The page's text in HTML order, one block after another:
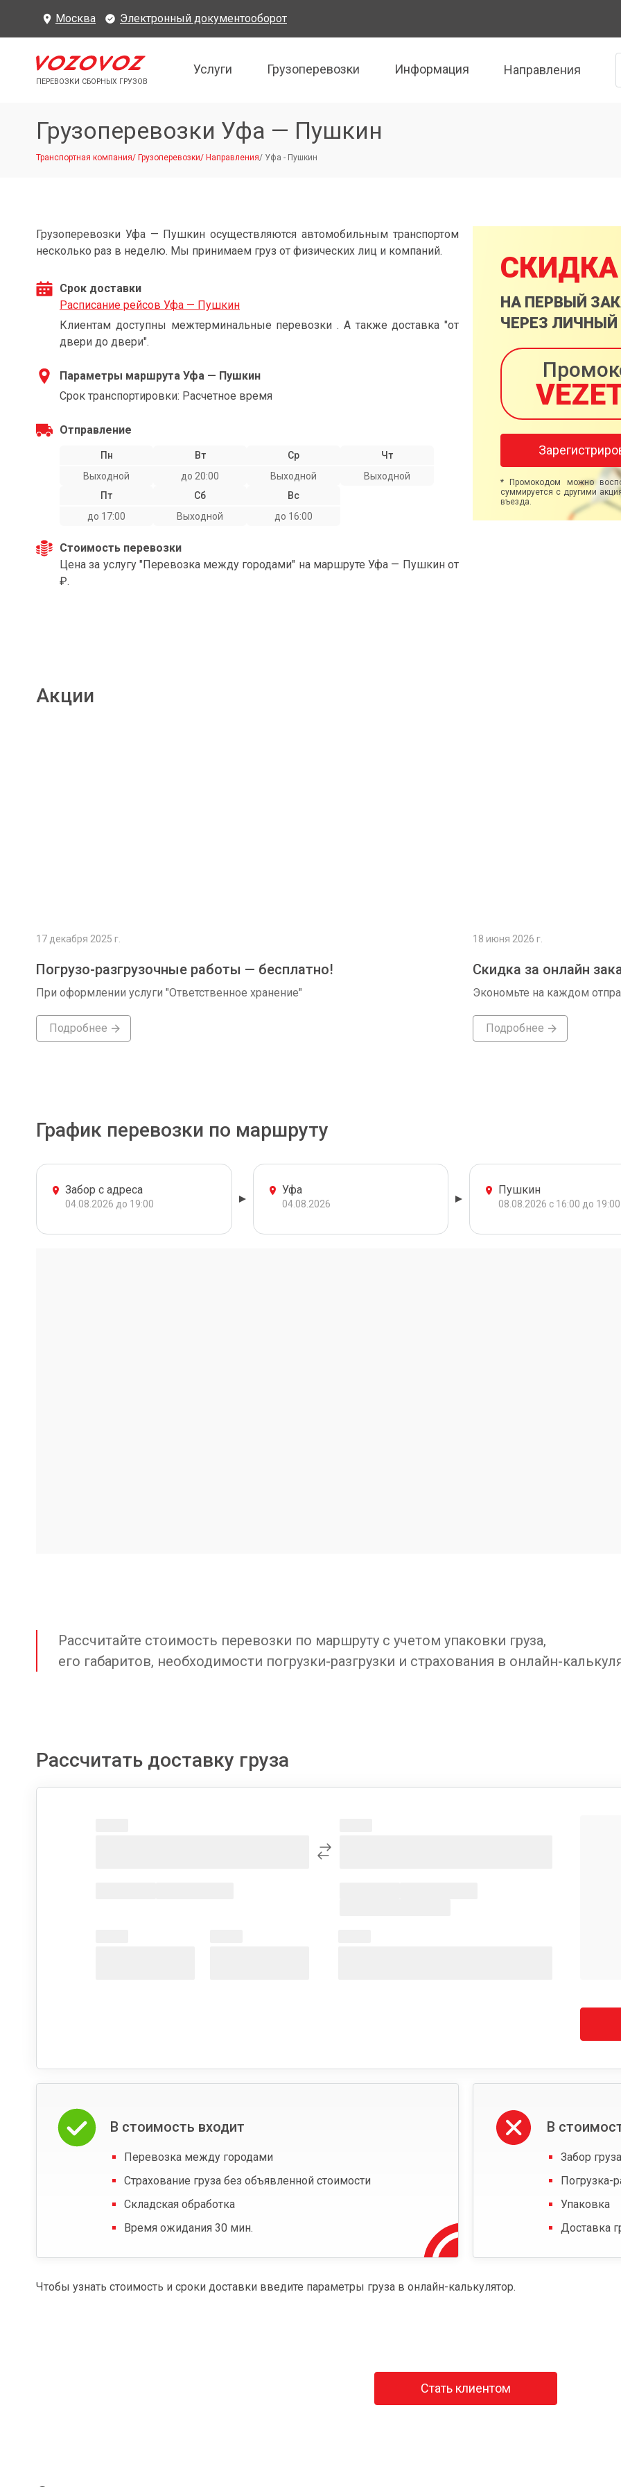
Москва Электронный документооборот
ПЕРЕВОЗКИ СБОРНЫХ ГРУЗОВ
Услуги Грузоперевозки Информация Направления
Грузоперевозки Уфа — Пушкин
Транспортная компания/ Грузоперевозки/ Направления/ Уфа - Пушкин
Грузоперевозки Уфа — Пушкин осуществляются автомобильным транспортом
несколько раз в неделю. Мы принимаем груз от физических лиц и компаний.
Срок доставки
Расписание рейсов Уфа — Пушкин
Клиентам доступны межтерминальные перевозки . А также доставка "от
двери до двери".
Параметры маршрута Уфа — Пушкин
Срок транспортировки: Расчетное время
Отправление
Пн
Выходной
Вт
до 20:00
Ср
Выходной
Чт
Выходной
Пт
до 17:00
Сб
Выходной
Вс
до 16:00
Стоимость перевозки
Цена за услугу "Перевозка между городами" на маршруте Уфа — Пушкин от
₽.
СКИДКА
НА ПЕРВЫЙ
ЧЕРЕЗ ЛИЧНЫЙ
* Промокодом можно
суммируется с другими
въезда.
Акции
17 декабря 2025 г.
Погрузо-разгрузочные работы — бесплатно!
При оформлении услуги "Ответственное хранение"
Подробнее
18 июня 2026 г.
Скидка за онлайн
Экономьте на каждом
Подробнее
График перевозки по маршруту
Забор с адреса
04.08.2026 до 19:00
Уфа
04.08.2026
Пушкин
08.08.2026 с 16:00 до 19:00
Рассчитайте стоимость перевозки по маршруту с учетом упаковки груза,
его габаритов, необходимости погрузки-разгрузки и страхования в онлайн-
Рассчитать доставку груза
В стоимость входит
Перевозка между городами
Страхование груза без объявленной стоимости
Складская обработка
Время ожидания 30 мин.
В
Забор
Погрузка-
Упаковка
Доставка
Чтобы узнать стоимость и сроки доставки введите параметры груза в онлайн-калькулятор.
Стать клиентом